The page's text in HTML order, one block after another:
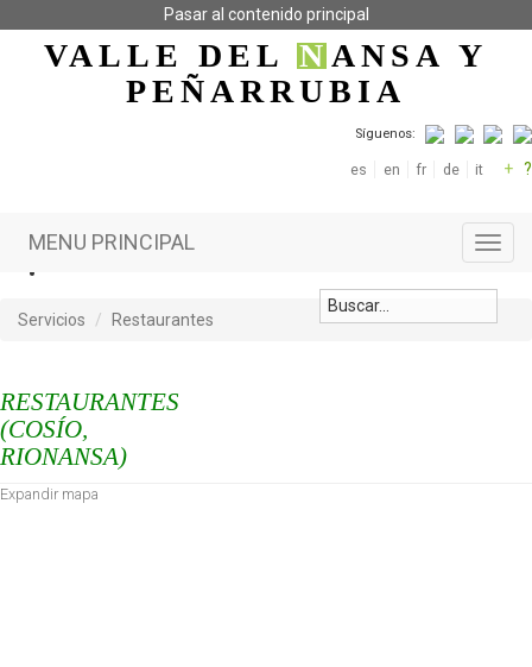
Pasar al contenido principal
VALLE DELNANSA Y
PEÑARRUBIA
Síguenos:
es en fr de it + ?
MENU PRINCIPAL
Servicios Restaurantes
RESTAURANTES
(COSÍO,
RIONANSA)
Expandir mapa